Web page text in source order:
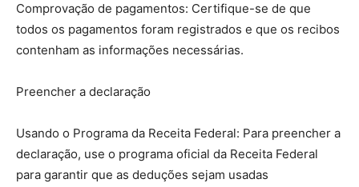
Comprovação de pagamentos: Certifique-se de que
todos os pagamentos foram registrados e que os recibos
contenham as informações necessárias.
Preencher a declaração
Usando o Programa da Receita Federal: Para preencher a
declaração, use o programa oficial da Receita Federal
para garantir que as deduções sejam usadas